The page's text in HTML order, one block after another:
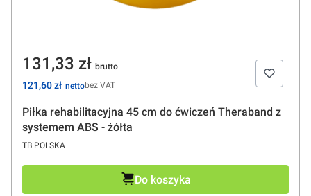
Piłka rehabilitacyjna 45 cm do ćwiczeń Theraband z
systemem ABS - żółta
PRODUCENT
TB POLSKA
Cena
131,33 zł
Cena
121,60 zł bez VAT
Do koszyka